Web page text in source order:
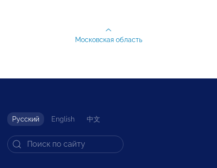
Московская область
Русский English 中文